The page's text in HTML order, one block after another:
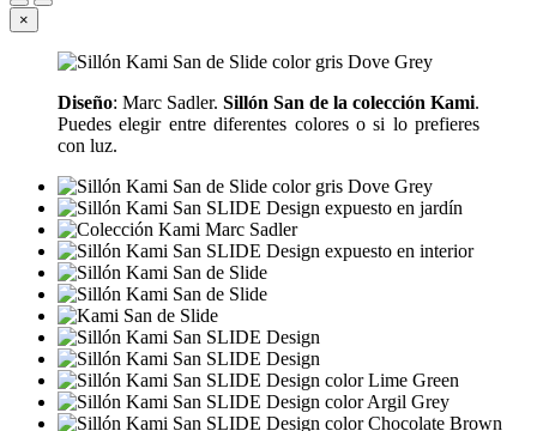
×
Diseño: Marc Sadler. Sillón San de la colección Kami.
Puedes elegir entre diferentes colores o si lo prefieres
con luz.